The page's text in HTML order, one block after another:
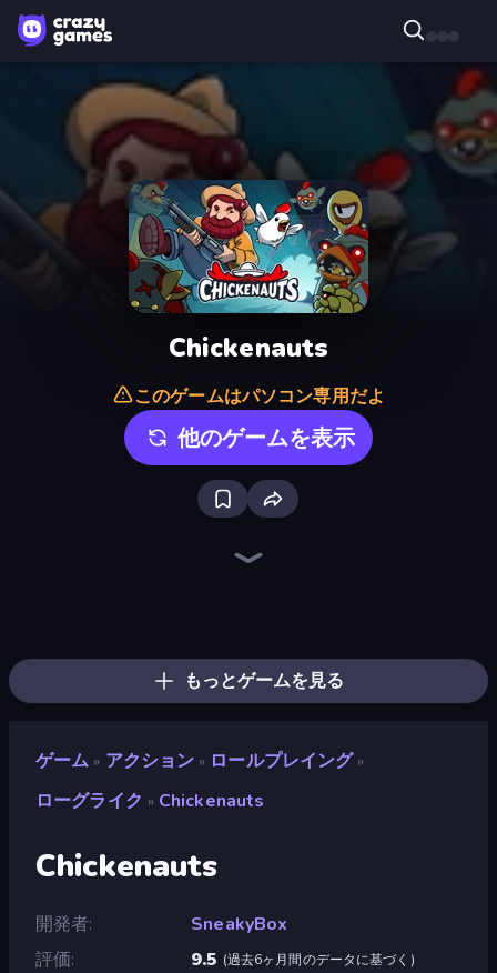
Chickenauts
このゲームはパソコン専用だよ
他のゲームを表示
もっとゲームを見る
ゲーム » アクション » ロールプレイング »
ローグライク » Chickenauts
Chickenauts
開発者
SneakyBox
評価
9.5 (過去6ヶ月間のデータに基づく )